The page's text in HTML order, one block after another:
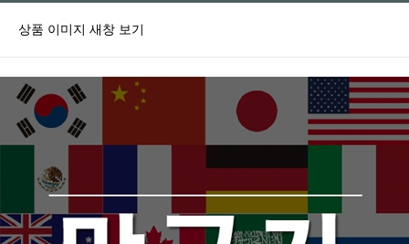
상품 이미지 새창 보기